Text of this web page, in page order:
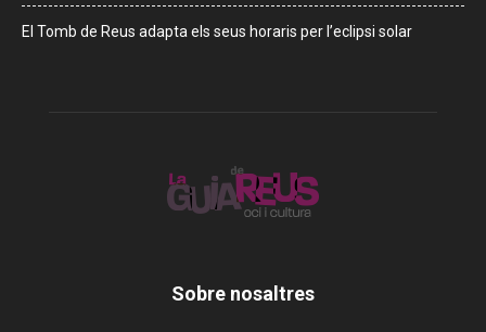
El Tomb de Reus adapta els seus horaris per l’eclipsi solar
Sobre nosaltres